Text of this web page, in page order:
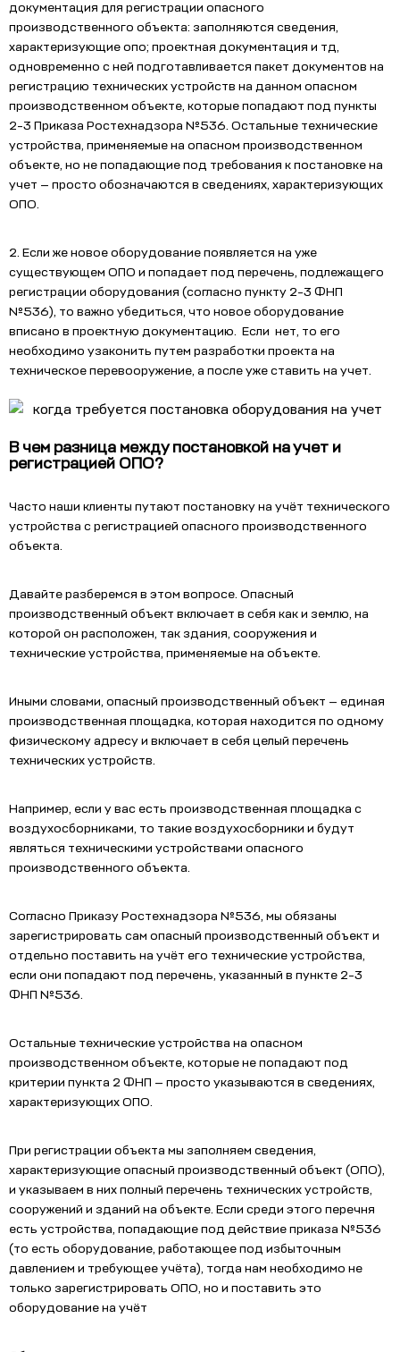
документация для регистрации опасного
производственного объекта: заполняются сведения,
характеризующие опо; проектная документация и тд,
одновременно с ней подготавливается пакет документов на
регистрацию технических устройств на данном опасном
производственном объекте, которые попадают под пункты
2-3 Приказа Ростехнадзора №536. Остальные технические
устройства, применяемые на опасном производственном
объекте, но не попадающие под требования к постановке на
учет — просто обозначаются в сведениях, характеризующих
ОПО.
2. Если же новое оборудование появляется на уже
существующем ОПО и попадает под перечень, подлежащего
регистрации оборудования (согласно пункту 2-3 ФНП
№536), то важно убедиться, что новое оборудование
вписано в проектную документацию. Если нет, то его
необходимо узаконить путем разработки проекта на
техническое перевооружение, а после уже ставить на учет.
В чем разница между постановкой на учет и
регистрацией ОПО?
Часто наши клиенты путают постановку на учёт технического
устройства с регистрацией опасного производственного
объекта.
Давайте разберемся в этом вопросе. Опасный
производственный объект включает в себя как и землю, на
которой он расположен, так здания, сооружения и
технические устройства, применяемые на объекте.
Иными словами, опасный производственный объект — единая
производственная площадка, которая находится по одному
физическому адресу и включает в себя целый перечень
технических устройств.
Например, если у вас есть производственная площадка с
воздухосборниками, то такие воздухосборники и будут
являться техническими устройствами опасного
производственного объекта.
Согласно Приказу Ростехнадзора №536, мы обязаны
зарегистрировать сам опасный производственный объект и
отдельно поставить на учёт его технические устройства,
если они попадают под перечень, указанный в пункте 2-3
ФНП №536.
Остальные технические устройства на опасном
производственном объекте, которые не попадают под
критерии пункта 2 ФНП — просто указываются в сведениях,
характеризующих ОПО.
При регистрации объекта мы заполняем сведения,
характеризующие опасный производственный объект (ОПО),
и указываем в них полный перечень технических устройств,
сооружений и зданий на объекте. Если среди этого перечня
есть устройства, попадающие под действие приказа №536
(то есть оборудование, работающее под избыточным
давлением и требующее учёта), тогда нам необходимо не
только зарегистрировать ОПО, но и поставить это
оборудование на учёт